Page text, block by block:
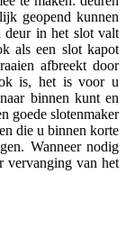
geopend kunnen
deur in het slot valt
als een slot kapot
afbreekt door
is, het is voor u
binnen kunt en
goede slotenmaker
die u binnen korte
Wanneer nodig
vervanging van het